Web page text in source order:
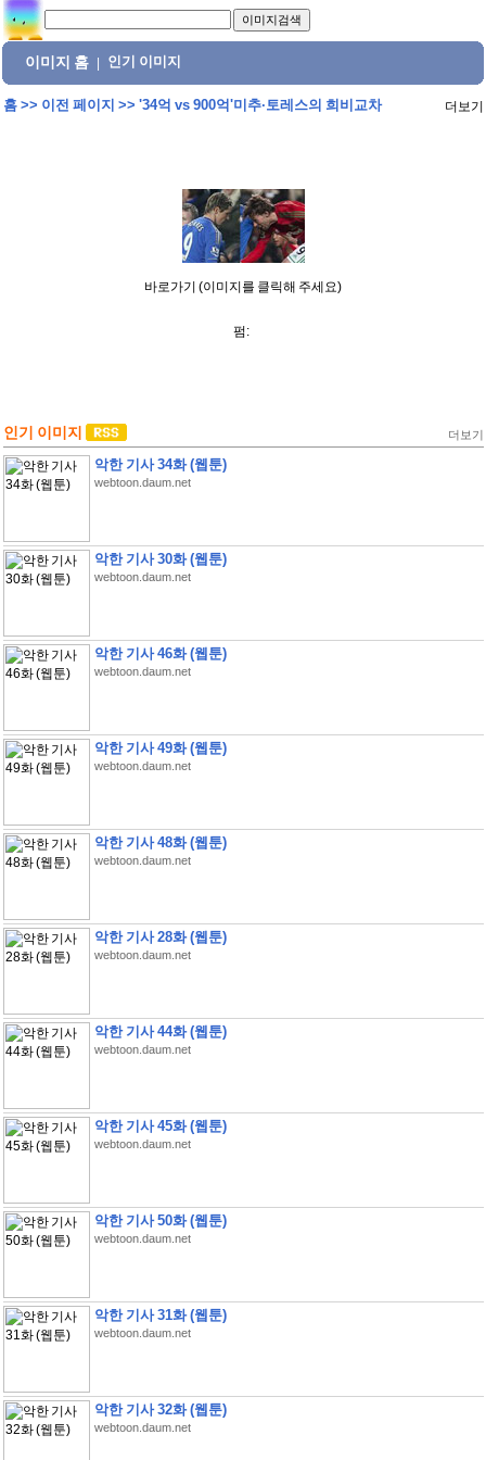
이미지 홈 인기 이미지
홈>> 이전 페이지 >> '34억 vs 900억'미추·토레스의 희비교차 더보기
바로가기 (이미지를 클릭해 주세요)
펌:
인기 이미지 더보기
악한 기사 34화 (웹툰)
webtoon.daum.net
악한 기사 30화 (웹툰)
webtoon.daum.net
악한 기사 46화 (웹툰)
webtoon.daum.net
악한 기사 49화 (웹툰)
webtoon.daum.net
악한 기사 48화 (웹툰)
webtoon.daum.net
악한 기사 28화 (웹툰)
webtoon.daum.net
악한 기사 44화 (웹툰)
webtoon.daum.net
악한 기사 45화 (웹툰)
webtoon.daum.net
악한 기사 50화 (웹툰)
webtoon.daum.net
악한 기사 31화 (웹툰)
webtoon.daum.net
악한 기사 32화 (웹툰)
webtoon.daum.net